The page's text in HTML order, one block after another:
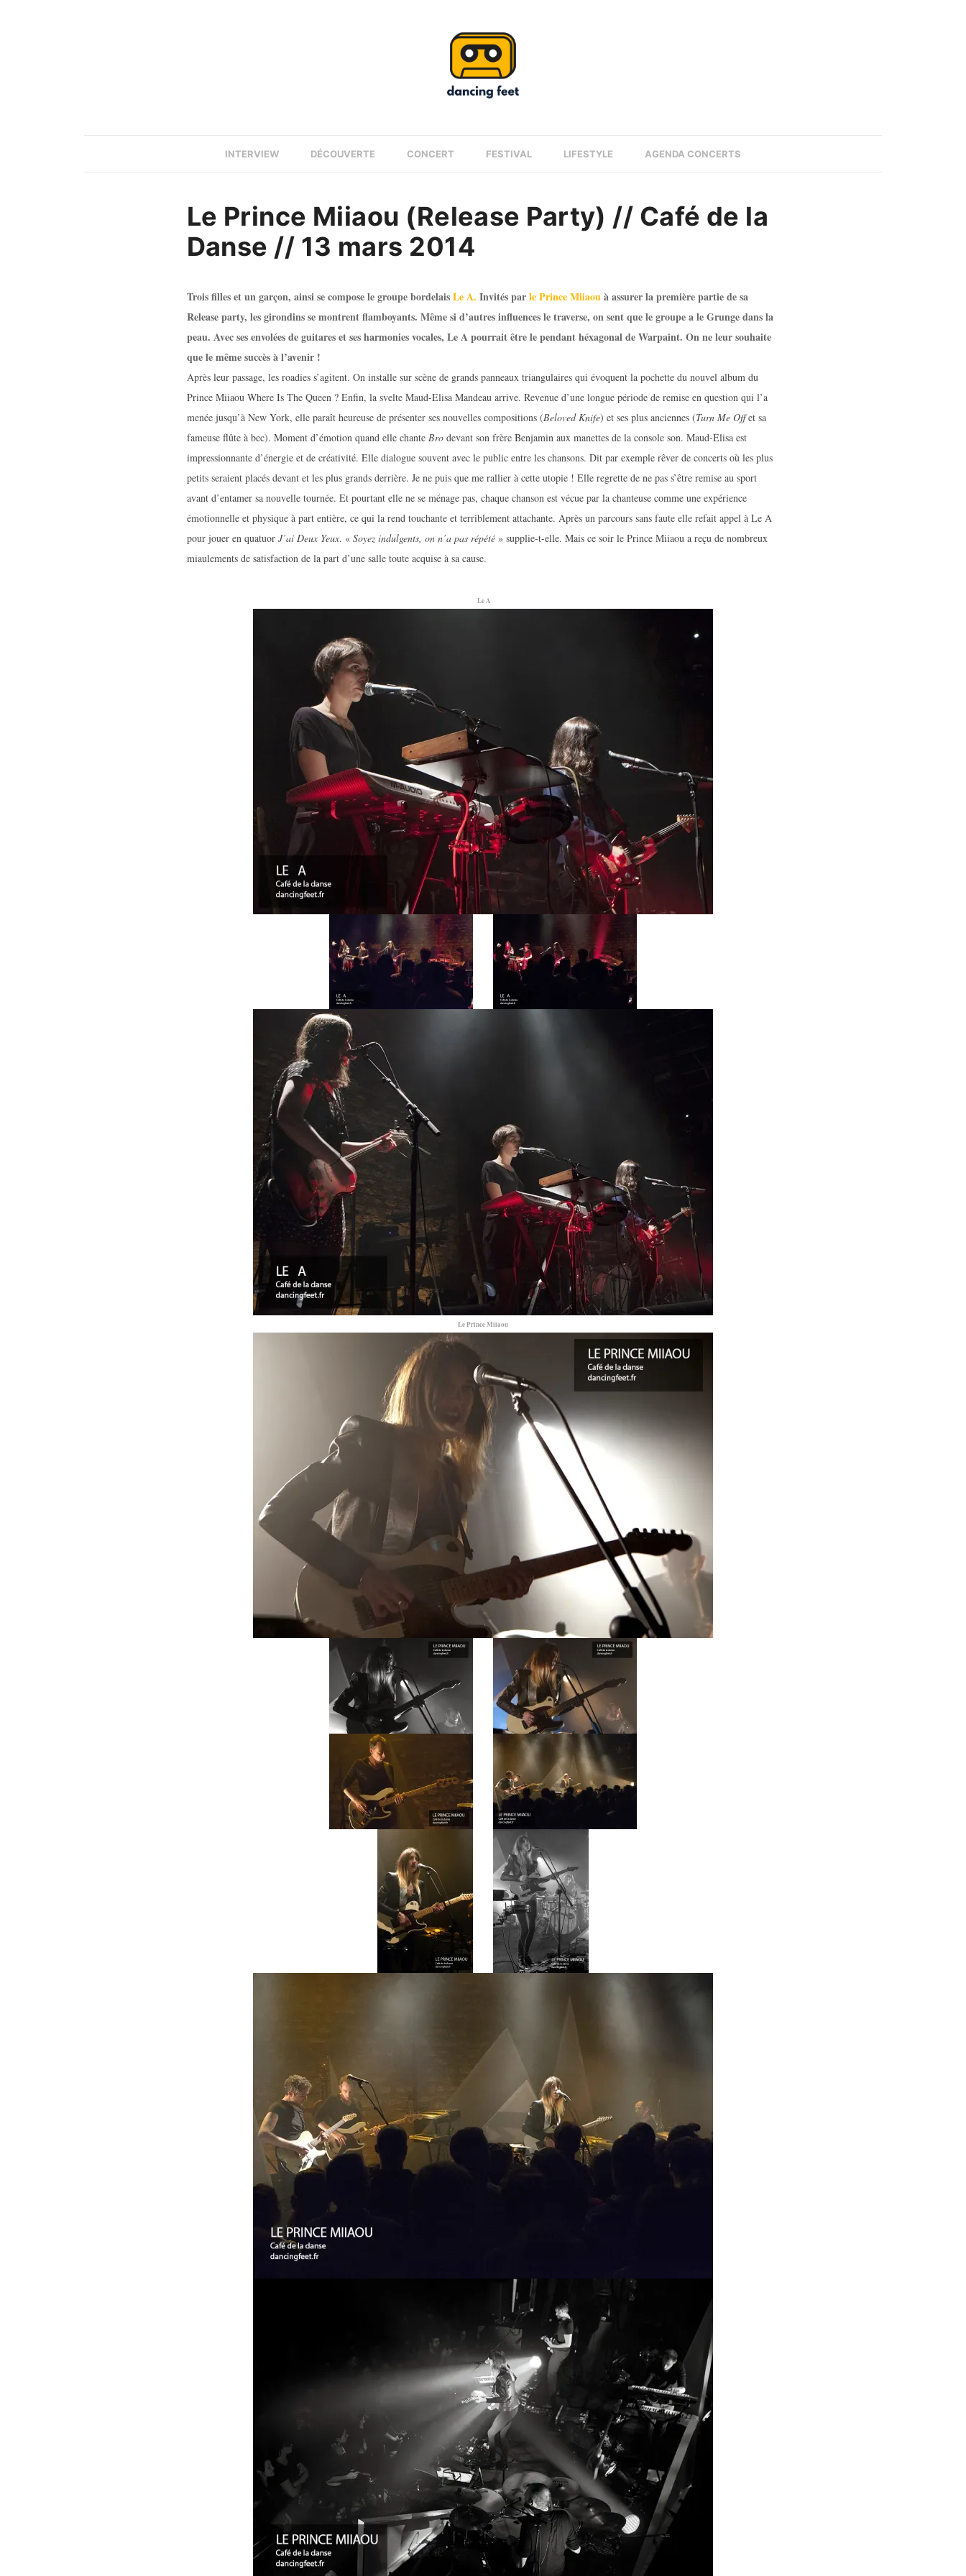
INTERVIEW DÉCOUVERTE CONCERT FESTIVAL LIFESTYLE AGENDA CONCERTS
Le Prince Miiaou (Release Party) // Café de la
Danse // 13 mars 2014
Trois filles et un garçon, ainsi se compose le groupe bordelaisLe A. Invités parle Prince Miiaouà assurer la première partie de sa
Release party, les girondins se montrent flamboyants. Même si d’autres influences le traverse, on sent que le groupe a le Grunge dans la
peau. Avec ses envolées de guitares et ses harmonies vocales, Le A pourrait être le pendant héxagonal de Warpaint. On ne leur souhaite
que le même succès à l’avenir !
Après leur passage, les roadies s’agitent. On installe sur scène de grands panneaux triangulaires qui évoquent la pochette du nouvel album du
Prince Miiaou Where Is The Queen ? Enfin, la svelte Maud-Elisa Mandeau arrive. Revenue d’une longue période de remise en question qui l’a
menée jusqu’à New York, elle paraît heureuse de présenter ses nouvelles compositions (Beloved Knife) et ses plus anciennes (Turn Me Offet sa
fameuse flûte à bec). Moment d’émotion quand elle chante Bro devant son frère Benjamin aux manettes de la console son. Maud-Elisa est
impressionnante d’énergie et de créativité. Elle dialogue souvent avec le public entre les chansons. Dit par exemple rêver de concerts où les plus
petits seraient placés devant et les plus grands derrière. Je ne puis que me rallier à cette utopie ! Elle regrette de ne pas s’être remise au sport
avant d’entamer sa nouvelle tournée. Et pourtant elle ne se ménage pas, chaque chanson est vécue par la chanteuse comme une expérience
émotionnelle et physique à part entière, ce qui la rend touchante et terriblement attachante. Après un parcours sans faute elle refait appel à Le A
pour jouer en quatuor J’ai Deux Yeux. « Soyez indulgents, on n’a pas répété» supplie-t-elle. Mais ce soir le Prince Miiaou a reçu de nombreux
miaulements de satisfaction de la part d’une salle toute acquise à sa cause.
Le A
Le Prince Miiaou